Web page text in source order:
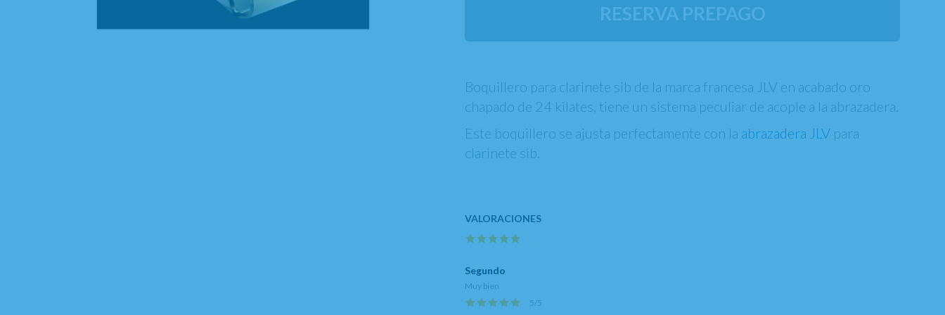
RESERVA PREPAGO
Boquillero para clarinete sib de la marca francesa JLV en acabado oro
chapado de 24 kilates, tiene un sistema peculiar de acople a la abrazadera.
Este boquillero se ajusta perfectamente con la abrazadera JLV para
clarinete sib.
Segundo
Muy bien
5/5